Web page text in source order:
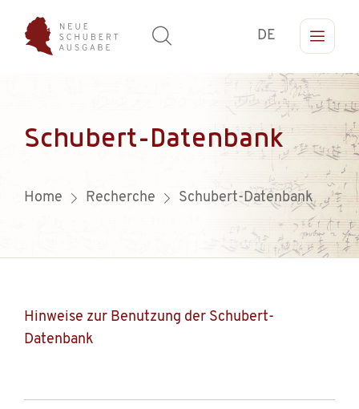
DE
Schubert-Datenbank
Home Recherche Schubert-Datenbank
Hinweise zur Benutzung der Schubert-
Datenbank